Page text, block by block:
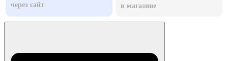
через сайт
в магазине